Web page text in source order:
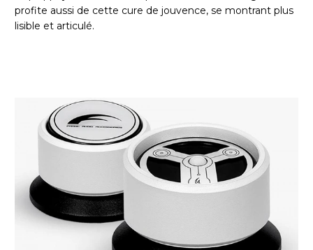
profite aussi de cette cure de jouvence, se montrant plus
lisible et articulé.